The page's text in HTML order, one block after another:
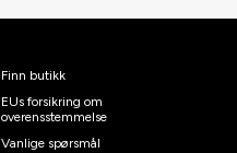
Finn butikk
EUs forsikring om
overensstemmelse
Vanlige spørsmål